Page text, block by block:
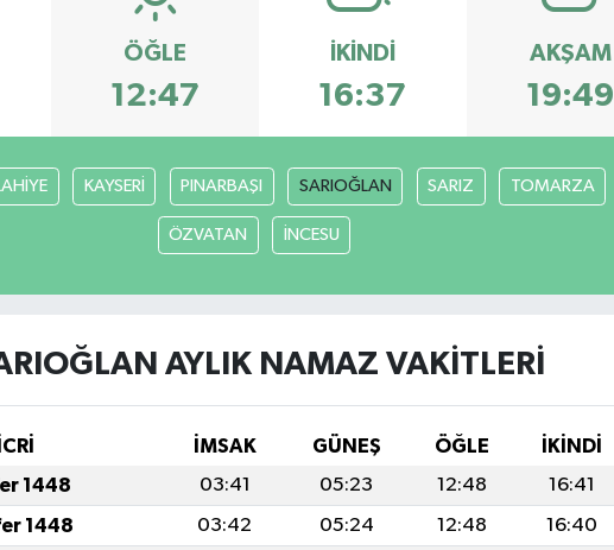
ÖĞLE
12:47
İKINDI
16:37
AKŞAM
19:49
KAYSERİ PINARBAŞI SARIOĞLAN SARIZ TOMARZA
ÖZVATAN İNCESU
AYLIK NAMAZ VAKITLERI
İMSAK GÜNEŞ ÖĞLE İKINDI
1448 03:41 05:23 12:48 16:41
1448 03:42 05:24 12:48 16:40